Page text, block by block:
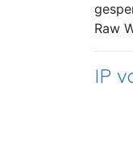
Raw
IP